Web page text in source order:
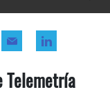
Telemetría